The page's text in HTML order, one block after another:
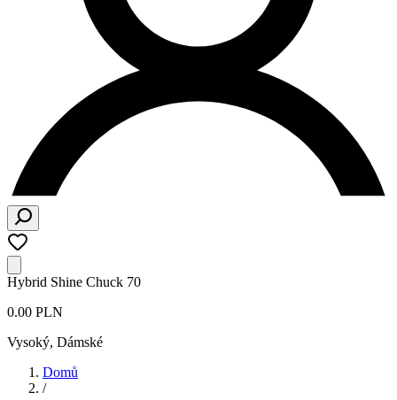
Hybrid Shine Chuck 70
0.00 PLN
Vysoký, Dámské
Domů
/